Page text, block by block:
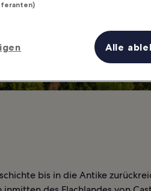
bis in die Antike
Alle